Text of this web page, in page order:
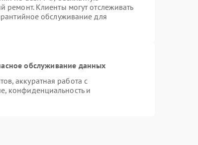
ремонт. Клиенты могут отслеживать
обслуживание для
обслуживание данных
аккуратная работа с
конфиденциальность и